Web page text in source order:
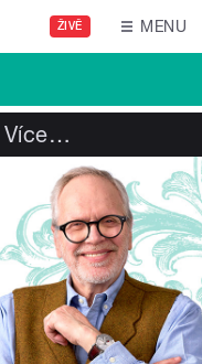
ŽIVĚ MENU
Více…